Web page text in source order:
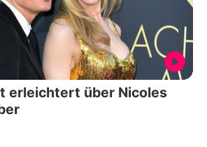
erleichtert über Nicoles